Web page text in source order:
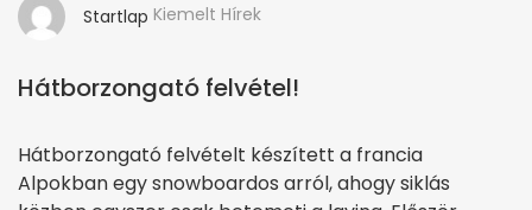
Startlap Kiemelt Hírek
Hátborzongató felvétel!
Hátborzongató felvételt készített a francia
Alpokban egy snowboardos arról, ahogy siklás